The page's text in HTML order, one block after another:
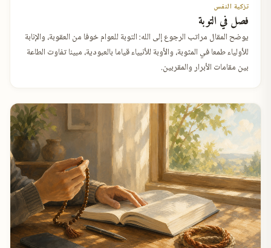
تزكية النفس
فصل في التوبة
يوضح المقال مراتب الرجوع إلى الله: التوبة للعوام خوفا من العقوبة، والإنابة
للأولياء طمعا في المثوبة، والأوبة للأنبياء قياما بالعبودية، مبينا تفاوت الطاعة
بين مقامات الأبرار والمقربين.